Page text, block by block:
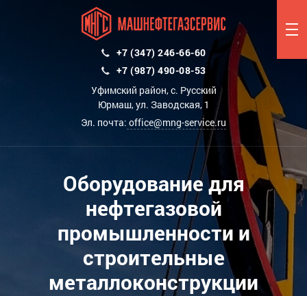
+7 (347) 246-66-60
+7 (987) 490-08-53
Уфимский район, с. Русский
Юрмаш, ул. Заводская, 1
Эл. почта: office@mng-service.ru
Оборудование для
нефтегазовой
промышленности и
строительные
металлоконструкции